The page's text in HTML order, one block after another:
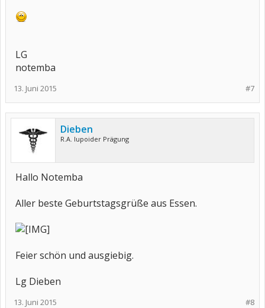
LG
notemba
#7
13. Juni 2015
Dieben
R.A. lupoider Prägung
Hallo Notemba
Aller beste Geburtstagsgrüße aus Essen.
Feier schön und ausgiebig.
Lg Dieben
#8
13. Juni 2015